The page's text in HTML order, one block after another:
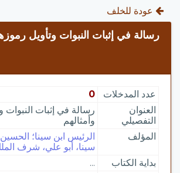
عودة للخلف
رسالة في إثبات النبوات وتأويل
عدد المدخلات
0
العنوان
التفصيلي
رسالة في إثبات النبوات
وأمثالهم
المؤلف
الرئيس ابن سينا؛
سينا، أبو علي، شرف الملك |
بداية الكتاب
...